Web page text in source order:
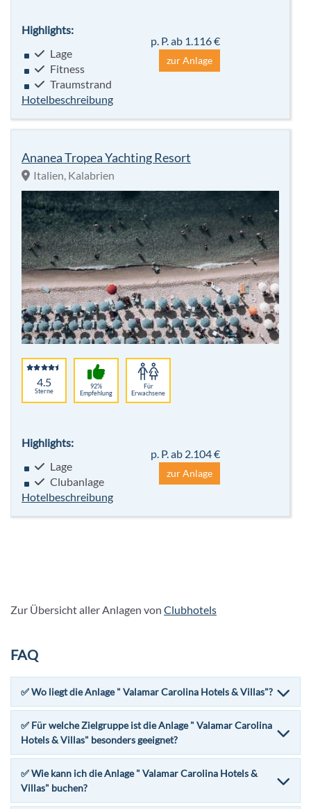
Highlights:
Lage
Fitness
Traumstrand
Hotelbeschreibung
p. P. ab 1.116 €
zur Anlage
Ananea Tropea Yachting Resort
Italien, Kalabrien
4.5
Sterne
92%
Empfehlung
Für
Erwachsene
Highlights:
Lage
Clubanlage
Hotelbeschreibung
p. P. ab 2.104 €
zur Anlage
Zur Übersicht aller Anlagen von Clubhotels
FAQ
✅ Wo liegt die Anlage " Valamar Carolina Hotels & Villas"?
✅ Für welche Zielgruppe ist die Anlage " Valamar Carolina
Hotels & Villas" besonders geeignet?
✅ Wie kann ich die Anlage " Valamar Carolina Hotels &
Villas" buchen?